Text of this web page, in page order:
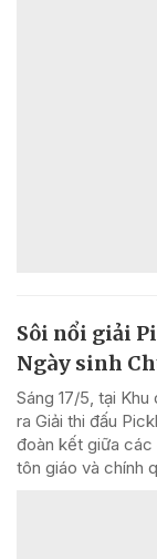
Sôi nổi giải
Ngày sinh
Sáng 17/5, tại
ra Giải thi đấu
đoàn kết giữa
tôn giáo và chính